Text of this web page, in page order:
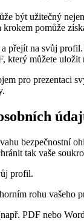
být užitečný
pomůže
přejít na svůj
který můžete uložit
pro prezentaci
bezpečnostní
tak vaše
profil.
rohu vašeho
PDF nebo